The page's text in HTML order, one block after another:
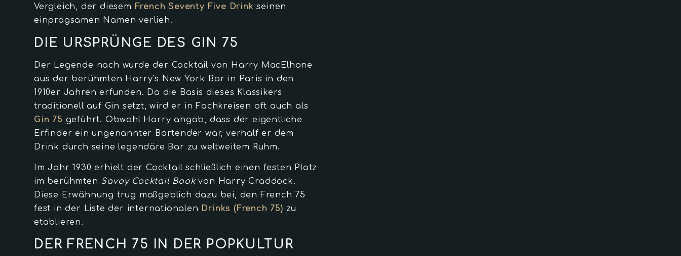
Vergleich, der diesem French Seventy Five Drink seinen
einprägsamen Namen verlieh.
DIE URSPRÜNGE DES GIN 75
Der Legende nach wurde der Cocktail von Harry MacElhone
aus der berühmten Harry’s New York Bar in Paris in den
1910er Jahren erfunden. Da die Basis dieses Klassikers
traditionell auf Gin setzt, wird er in Fachkreisen oft auch als
Gin 75 geführt. Obwohl Harry angab, dass der eigentliche
Erfinder ein ungenannter Bartender war, verhalf er dem
Drink durch seine legendäre Bar zu weltweitem Ruhm.
Im Jahr 1930 erhielt der Cocktail schließlich einen festen Platz
im berühmten Savoy Cocktail Bookvon Harry Craddock.
Diese Erwähnung trug maßgeblich dazu bei, den French 75
fest in der Liste der internationalen Drinks (French 75) zu
etablieren.
DER FRENCH 75 IN DER POPKULTUR